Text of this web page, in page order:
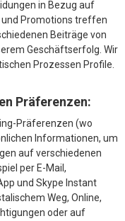
in Bezug auf
Promotions treffen
Beiträge von
Geschäftserfolg. Wir
Prozessen Profile.
Präferenzen:
Präferenzen (wo
Informationen, um
auf verschiedenen
per E-Mail,
und Skype Instant
Weg, Online,
oder auf